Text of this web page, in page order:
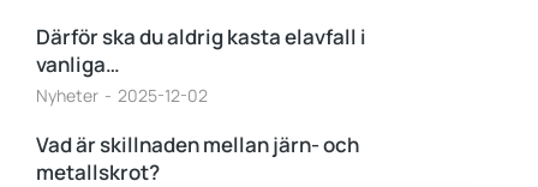
Därför ska du aldrig kasta elavfall i
vanliga…
Nyheter 2025-12-02
Vad är skillnaden mellan järn- och
metallskrot?